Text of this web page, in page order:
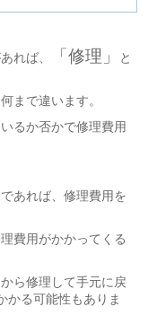
れば、 「修理」
と
まで違います。
るか否かで修理費用
あれば、修理費用を
費用がかかってくる
ら修理して手元に戻
かる可能性もありま